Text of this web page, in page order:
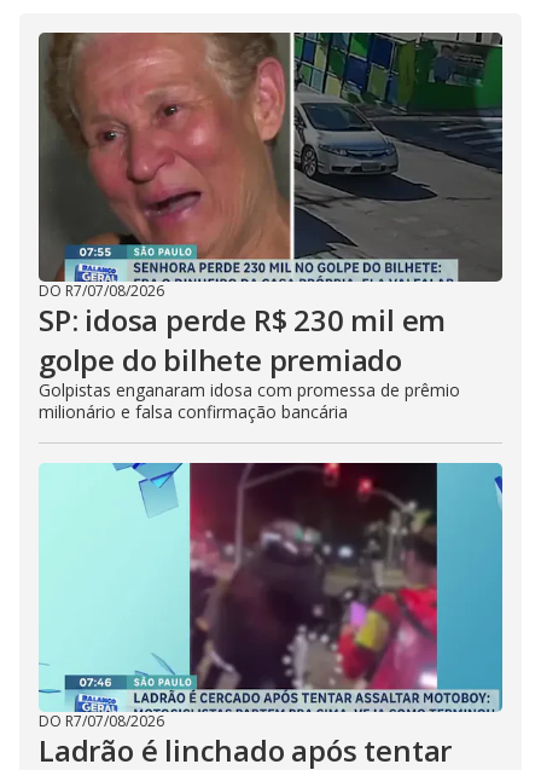
DO R7/07/08/2026
SP: idosa perde R$ 230 mil em
golpe do bilhete premiado
Golpistas enganaram idosa com promessa de prêmio
milionário e falsa confirmação bancária
DO R7/07/08/2026
Ladrão é linchado após tentar